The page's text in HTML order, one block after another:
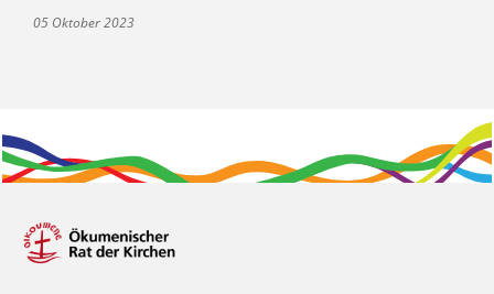
05 Oktober 2023